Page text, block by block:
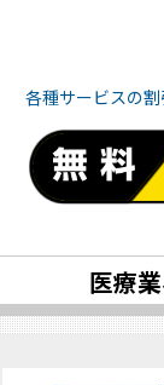
各種サービスの割
医療